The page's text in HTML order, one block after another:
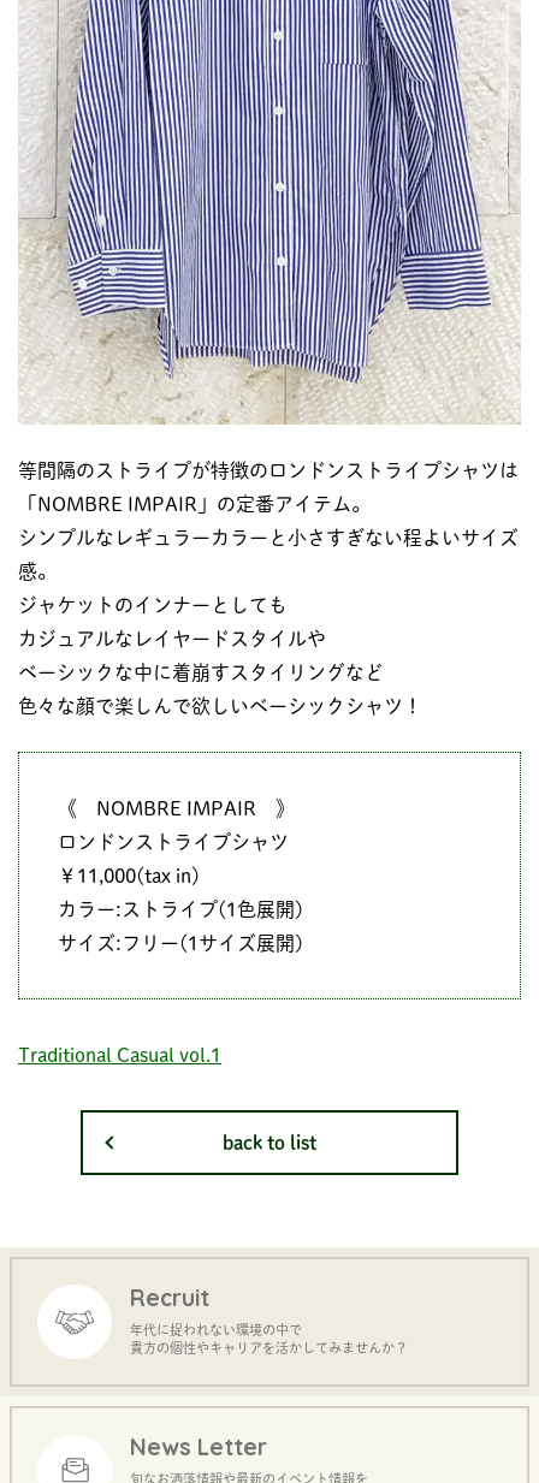
等間隔のストライプが特徴のロンドンストライプシャツは
「NOMBRE IMPAIR」の定番アイテム。
シンプルなレギュラーカラーと小さすぎない程よいサイズ
感。
ジャケットのインナーとしても
カジュアルなレイヤードスタイルや
ベーシックな中に着崩すスタイリングなど
色々な顔で楽しんで欲しいベーシックシャツ！
《 NOMBRE IMPAIR 》
ロンドンストライプシャツ
￥11,000(tax in)
カラー:ストライプ(1色展開)
サイズ:フリー(1サイズ展開)
Traditional Casual vol.1
back to list
Recruit
年代に捉われない環境の中で
貴方の個性やキャリアを活かしてみませんか？
News Letter
旬なお洒落情報や最新のイベント情報を